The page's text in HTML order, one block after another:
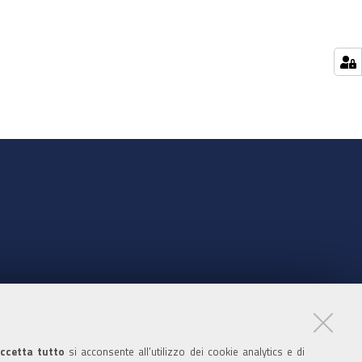
tutto si acconsente all’utilizzo dei cookie analytics e di